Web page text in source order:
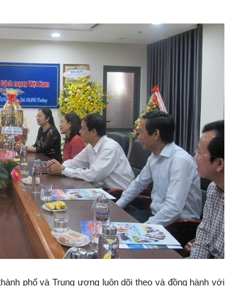
phố và Trung ương luôn dõi theo và đồng hành với